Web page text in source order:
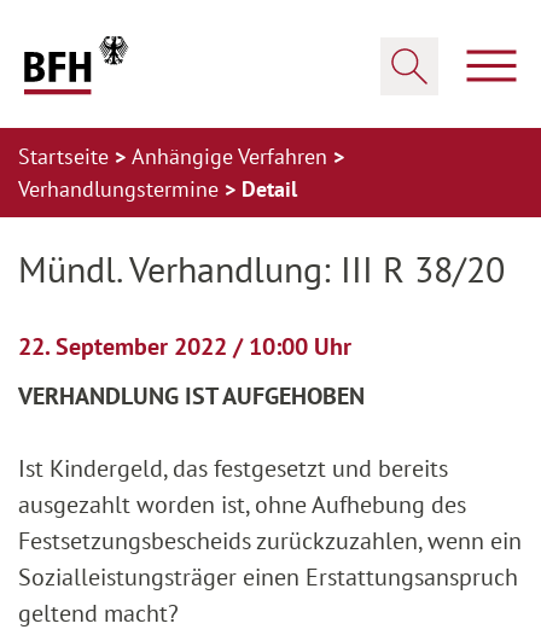
Startseite
Anhängige Verfahren
Verhandlungstermine
Detail
Mündl. Verhandlung: III R 38/20
22. September 2022 / 10:00 Uhr
VERHANDLUNG IST AUFGEHOBEN
Ist Kindergeld, das festgesetzt und bereits
ausgezahlt worden ist, ohne Aufhebung des
Festsetzungsbescheids zurückzuzahlen, wenn ein
Sozialleistungsträger einen Erstattungsanspruch
geltend macht?